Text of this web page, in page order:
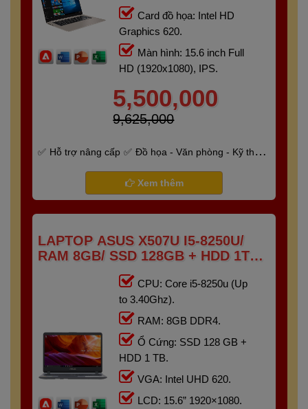
Card đồ họa: Intel HD
Graphics 620.
Màn hình: 15.6 inch Full
HD (1920x1080), IPS.
5,500,000
9,625,000
Hỗ trợ nâng cấp
Đồ họa - Văn phòng - Kỹ thuật
Bảo hành 6 tháng
Xem thêm
LAPTOP ASUS X507U I5-8250U/
RAM 8GB/ SSD 128GB + HDD 1TB
CPU: Core i5-8250u (Up
to 3.40Ghz).
RAM: 8GB DDR4.
Ổ Cứng: SSD 128 GB +
HDD 1 TB.
VGA: Intel UHD 620.
LCD: 15.6” 1920×1080.